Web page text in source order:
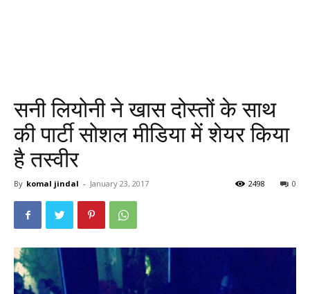
सनी लियोनी ने खास दोस्तों के साथ
की पार्टी सोशल मीडिया में शेयर किया
है तस्वीर
By komal jindal - January 23, 2017 0
2498